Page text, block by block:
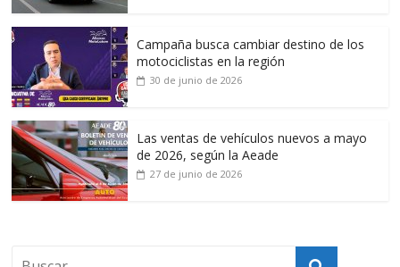
Campaña busca cambiar destino de los
motociclistas en la región
30 de junio de 2026
Las ventas de vehículos nuevos a mayo
de 2026, según la Aeade
27 de junio de 2026